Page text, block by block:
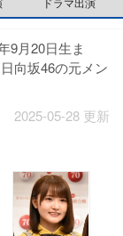
9月20日生ま
向坂46の元メン
2025-05-28 更新